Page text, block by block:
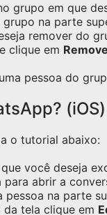
grupo em que
na parte
remover do
clique em
pessoa do
(iOS)
o tutorial abaixo:
você deseja
para abrir a
na parte
tela clique em